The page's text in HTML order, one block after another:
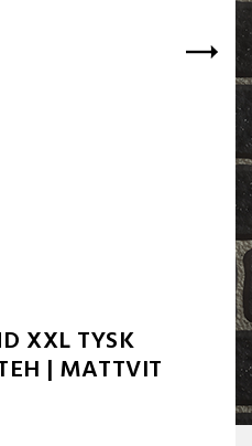
XXL TYSK
| MATTVIT